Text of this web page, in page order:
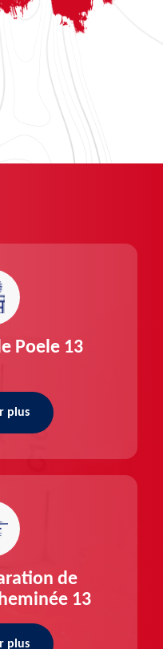
Poele 13
plus
de
13
plus